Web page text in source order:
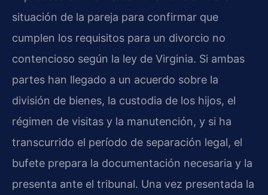
situación de la pareja para confirmar que
cumplen los requisitos para un divorcio no
contencioso según la ley de Virginia. Si ambas
partes han llegado a un acuerdo sobre la
división de bienes, la custodia de los hijos, el
régimen de visitas y la manutención, y si ha
transcurrido el período de separación legal, el
bufete prepara la documentación necesaria y la
presenta ante el tribunal. Una vez presentada la